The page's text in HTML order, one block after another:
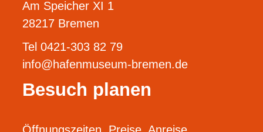
Am Speicher XI 1
28217 Bremen
Tel 0421-303 82 79
info@hafenmuseum-bremen.de
Besuch planen